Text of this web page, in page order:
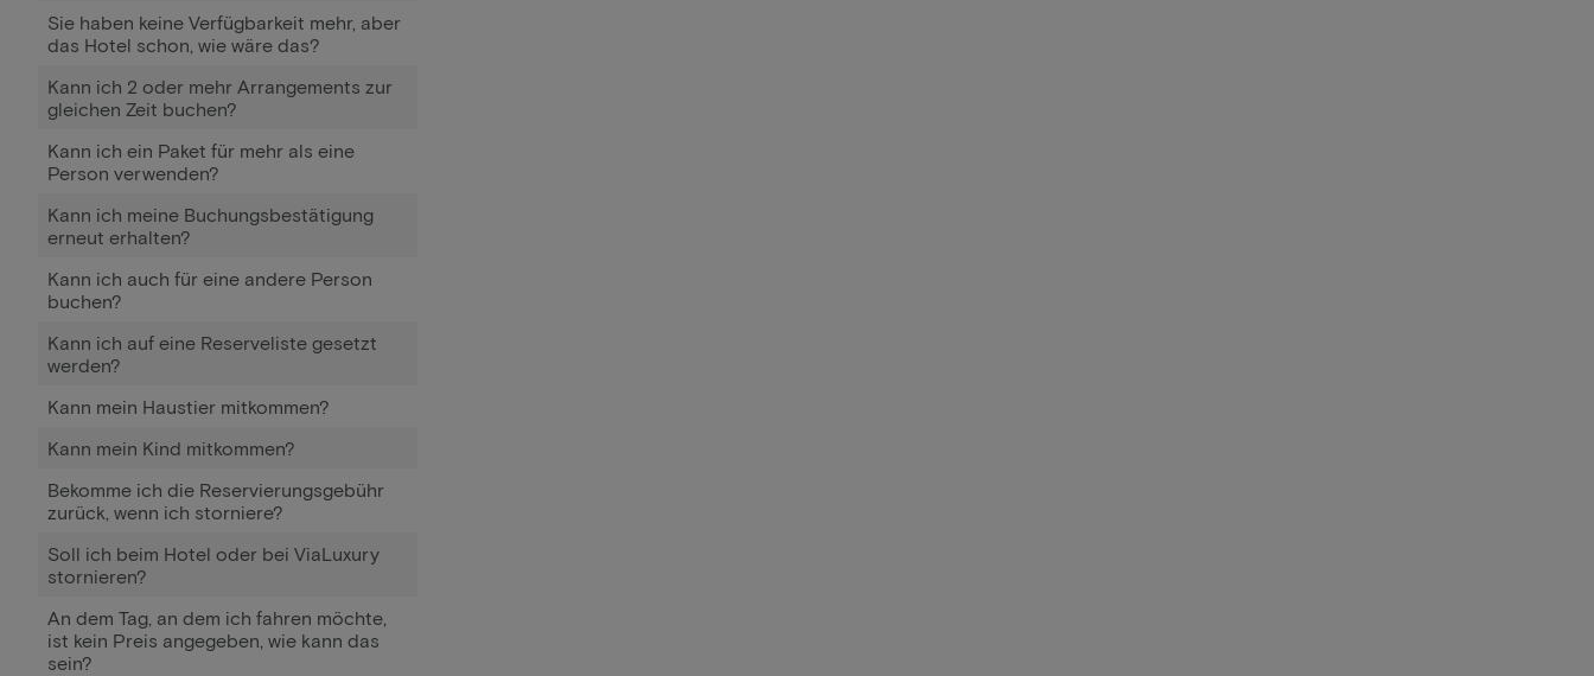
Sie haben keine Verfügbarkeit mehr, aber
das Hotel schon, wie wäre das?
Kann ich 2 oder mehr Arrangements zur
gleichen Zeit buchen?
Kann ich ein Paket für mehr als eine
Person verwenden?
Kann ich meine Buchungsbestätigung
erneut erhalten?
Kann ich auch für eine andere Person
buchen?
Kann ich auf eine Reserveliste gesetzt
werden?
Kann mein Haustier mitkommen?
Kann mein Kind mitkommen?
Bekomme ich die Reservierungsgebühr
zurück, wenn ich storniere?
Soll ich beim Hotel oder bei ViaLuxury
stornieren?
An dem Tag, an dem ich fahren möchte,
ist kein Preis angegeben, wie kann das
sein?